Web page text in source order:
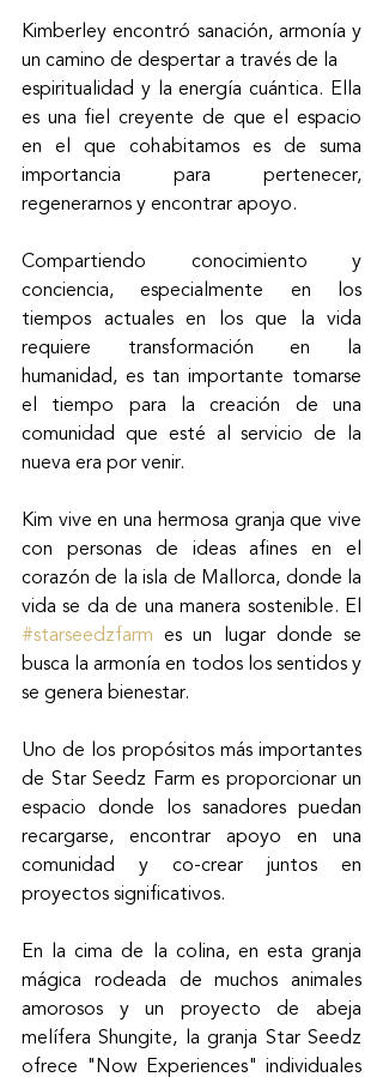
Kimberley encontró sanación, armonía y
un camino de despertar a través de la
espiritualidad y la energía cuántica. Ella
es una fiel creyente de que el espacio
en el que cohabitamos es de suma
importancia para pertenecer,
regenerarnos y encontrar apoyo.
Compartiendo conocimiento y
conciencia, especialmente en los
tiempos actuales en los que la vida
requiere transformación en la
humanidad, es tan importante tomarse
el tiempo para la creación de una
comunidad que esté al servicio de la
nueva era por venir.
Kim vive en una hermosa granja que vive
con personas de ideas afines en el
corazón de la isla de Mallorca, donde la
#starseedzfarm es un lugar donde se
busca la armonía en todos los sentidos y
se genera bienestar.
Uno de los propósitos más importantes
de Star Seedz Farm es proporcionar un
espacio donde los sanadores puedan
recargarse, encontrar apoyo en una
comunidad y co-crear juntos en
proyectos significativos.
En la cima de la colina, en esta granja
mágica rodeada de muchos animales
amorosos y un proyecto de abeja
melífera Shungite, la granja Star Seedz
ofrece "Now Experiences" individuales